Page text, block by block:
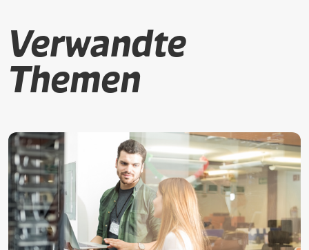
Verwandte
Themen